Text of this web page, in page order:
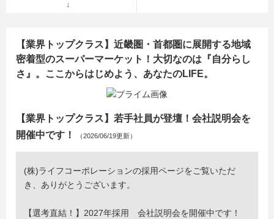
【業界トップクラス】近畿圏・首都圏に展開する地域
密着型のスーパーマーケット！大切なのは『自分らし
さ』。ここからはじめよう、あなたのLIFE。
【業界トップクラス】若手社員が登壇！会社説明会を
開催中です！
（2026/06/19更新）
(株)ライフコーポレーションの採用ページをご覧いただ
き、ありがとうございます。
【選考直結！】2027年採用 会社説明会を開催中です！